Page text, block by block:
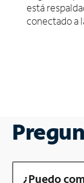
está
conectado a
¿Puedo